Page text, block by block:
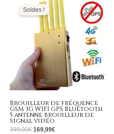
Soldes !
Brouilleur de fréquence
GSM 3G WIFI GPS Bluetooth
5 antenne brouilleur de
signal vidéo
399,00€
prix
initial
était :
399,00€.
169,99€
prix
actuel
est :
169,99€.